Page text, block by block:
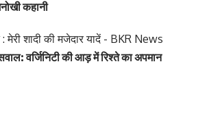
कहानी
: मेरी शादी की मजेदार यादें - BKR News
वर्जिनिटी की आड़ में रिश्ते का अपमान